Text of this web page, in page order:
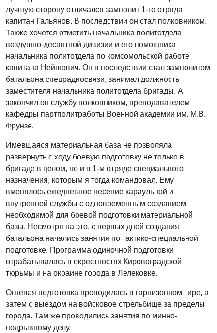
лучшую сторону отличался замполит 1-го отряда
капитан Гальянов. В последствии он стал полковником.
Также хочется отметить начальника политотдела
воздушно-десантной дивизии и его помощника
начальника политотдела по комсомольской работе
капитана Нейшович. Он в последствии стал замполитом
батальона спецрадиосвязи, занимал должность
заместителя начальника политотдела бригады. А
закончил он службу полковником, преподавателем
кафедры партполитработы Военной академии им. М.В.
Фрунзе.
Имевшаяся материальная база не позволяла
развернуть с ходу боевую подготовку не только в
бригаде в целом, но и в 1-м отряде специального
назначения, которым я тогда командовал. Ему
вменялось ежедневное несение караульной и
внутренней службы с одновременным созданием
необходимой для боевой подготовки материальной
базы. Несмотря на это, с первых дней создания
батальона начались занятия по тактико-специальной
подготовке. Программа одиночной подготовки
отрабатывалась в окрестностях Кировоградской
тюрьмы и на окраине города в Лелековке.
Огневая подготовка проводилась в гарнизонном тире, а
затем с выездом на войсковое стрельбище за пределы
города. Там же проводились занятия по минно-
подрывному делу.